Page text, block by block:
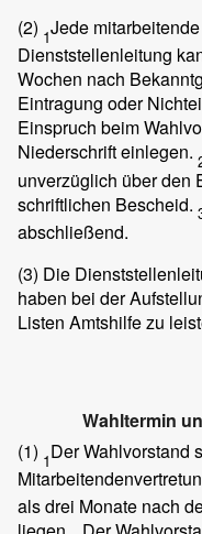
(2) 1Jede
Dienststellenleitung
Wochen nach
Eintragung oder
Einspruch beim
Niederschrift einlegen.
unverzüglich über den
schriftlichen Bescheid.
abschließend.
(3) Die
haben bei der
Listen Amtshilfe zu
Wahltermin
(1) 1Der Wahlvorstand
als drei Monate nach